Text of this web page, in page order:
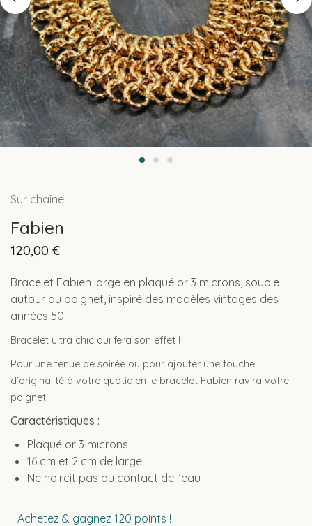
Sur chaîne
Fabien
120,00 €
Bracelet Fabien large en plaqué or 3 microns, souple
autour du poignet, inspiré des modèles vintages des
années 50.
Bracelet ultra chic qui fera son effet !
Pour une tenue de soirée ou pour ajouter une touche
d’originalité à votre quotidien le bracelet Fabien ravira votre
poignet.
Caractéristiques :
Plaqué or 3 microns
16 cm et 2 cm de large
Ne noircit pas au contact de l’eau
Achetez & gagnez 120 points !